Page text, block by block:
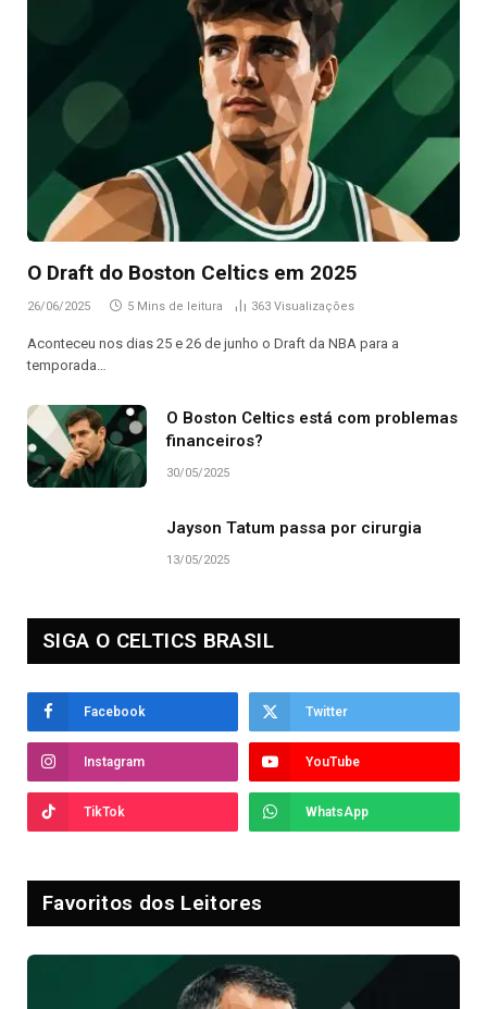
O Draft do Boston Celtics em 2025
26/06/2025 5 Mins de leitura 363 Visualizações
Aconteceu nos dias 25 e 26 de junho o Draft da NBA para a
temporada…
O Boston Celtics está com problemas
financeiros?
30/05/2025
Jayson Tatum passa por cirurgia
13/05/2025
SIGA O CELTICS BRASIL
Facebook Twitter
Instagram YouTube
TikTok WhatsApp
Favoritos dos Leitores